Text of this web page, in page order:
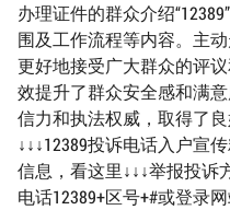
办理证件的群众介绍
围及工作流程等内容。主
更好地接受广大群众的评
效提升了群众安全感和满
信力和执法权威，取得了
↓↓↓12389投诉电话入户宣
信息，看这里↓↓↓举报投诉
电话12389+区号+#或登录